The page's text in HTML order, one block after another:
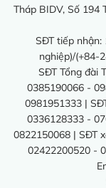
Tháp BIDV, Số 194
SĐT tiếp nhận:
nghiệp)/(+84-
SĐT Tổng đài
0385190066 -
0981951333 |
0336128333 -
0822150068 | SĐT
02422200520 -